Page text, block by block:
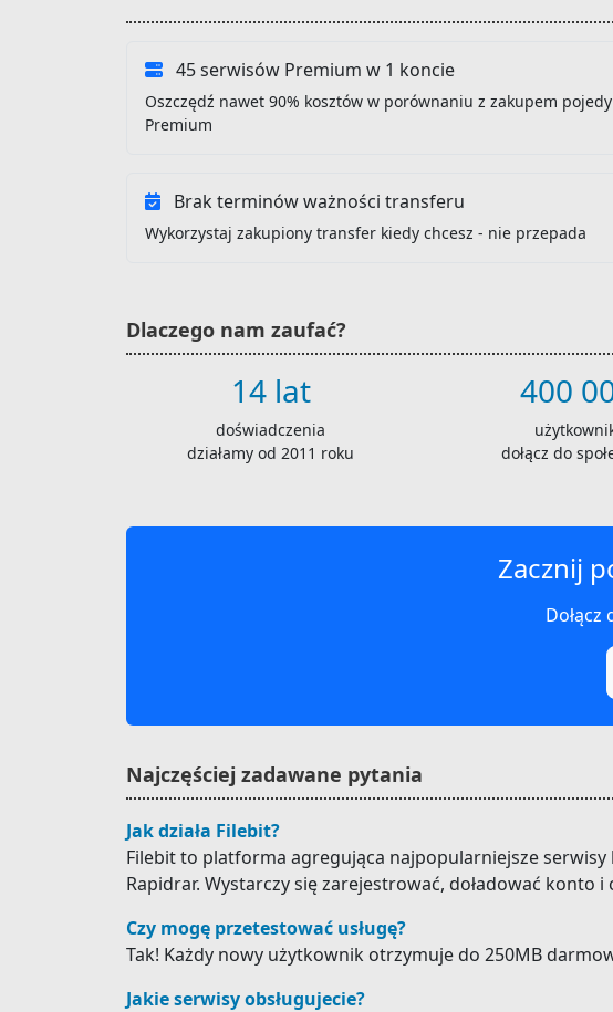
45 serwisów Premium w 1 koncie
Oszczędź nawet 90% kosztów w porównaniu z zakupem
Premium
Brak terminów ważności transferu
Wykorzystaj zakupiony transfer kiedy chcesz - nie przepada
Dlaczego nam zaufać?
14 lat
doświadczenia
działamy od 2011 roku
400
dołącz do
Zacznij
Najczęściej zadawane pytania
Jak działa Filebit?
Filebit to platforma agregująca najpopularniejsze
Rapidrar. Wystarczy się zarejestrować, doładować konto
Czy mogę przetestować usługę?
Tak! Każdy nowy użytkownik otrzymuje do 250MB
Jakie serwisy obsługujecie?